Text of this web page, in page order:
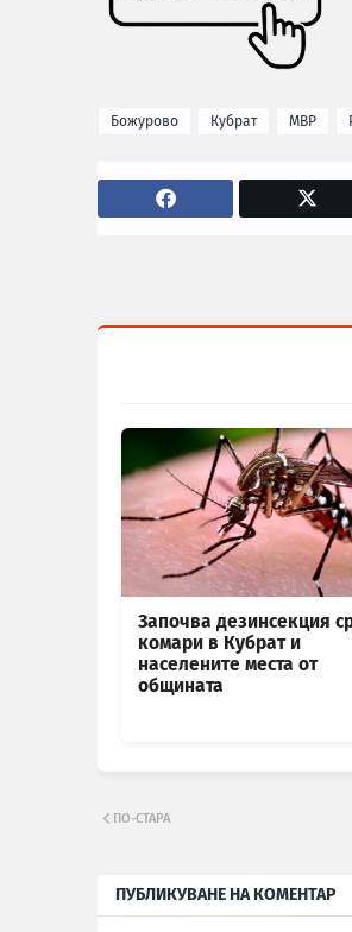
Божурово Кубрат МВР
Започва дезинсекция
комари в Кубрат и
населените места от
общината
ПО-СТАРА
ПУБЛИКУВАНЕ НА КОМЕНТАР